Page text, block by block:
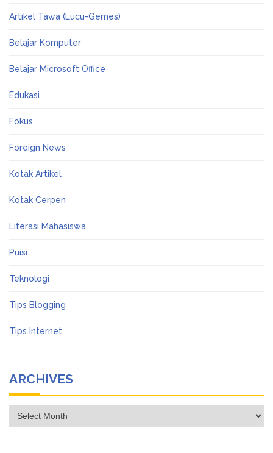
Artikel Tawa (Lucu-Gemes)
Belajar Komputer
Belajar Microsoft Office
Edukasi
Fokus
Foreign News
Kotak Artikel
Kotak Cerpen
Literasi Mahasiswa
Puisi
Teknologi
Tips Blogging
Tips Internet
ARCHIVES
Archives